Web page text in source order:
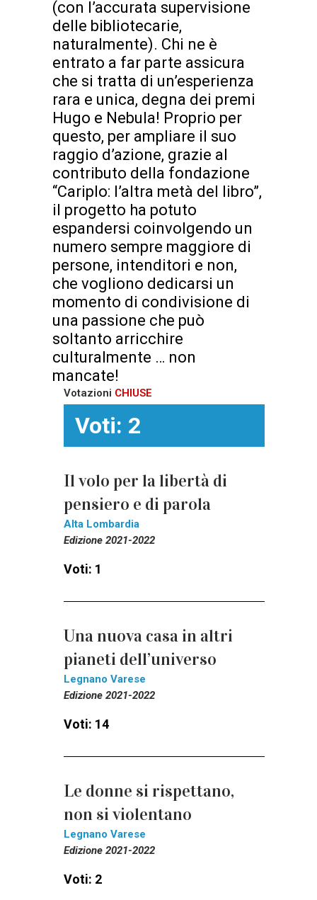
(con l’accurata supervisione
delle bibliotecarie,
naturalmente). Chi ne è
entrato a far parte assicura
che si tratta di un’esperienza
rara e unica, degna dei premi
Hugo e Nebula! Proprio per
questo, per ampliare il suo
raggio d’azione, grazie al
contributo della fondazione
“Cariplo: l’altra metà del libro”,
il progetto ha potuto
espandersi coinvolgendo un
numero sempre maggiore di
persone, intenditori e non,
che vogliono dedicarsi un
momento di condivisione di
una passione che può
soltanto arricchire
culturalmente … non
mancate!
Votazioni CHIUSE
Voti: 2
Il volo per la libertà di
pensiero e di parola
Alta Lombardia
Edizione 2021-2022
Voti: 1
Una nuova casa in altri
pianeti dell’universo
Legnano Varese
Edizione 2021-2022
Voti: 14
Le donne si rispettano,
non si violentano
Legnano Varese
Edizione 2021-2022
Voti: 2